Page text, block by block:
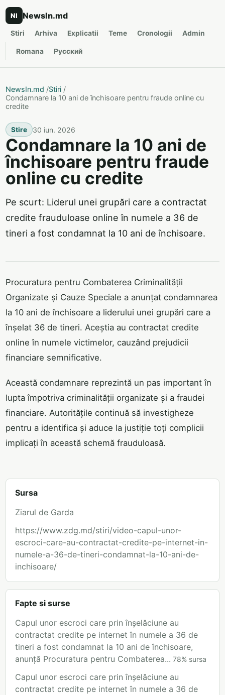
NI NewsIn.md
Stiri Arhiva Explicatii Teme Cronologii Admin
Romana Русский
NewsIn.md /Stiri /
Condamnare la 10 ani de închisoare pentru fraude online cu
credite
Stire 30 iun. 2026
Condamnare la 10 ani de
închisoare pentru fraude
online cu credite
Pe scurt: Liderul unei grupări care a contractat
credite frauduloase online în numele a 36 de
tineri a fost condamnat la 10 ani de închisoare.
Procuratura pentru Combaterea Criminalității
Organizate și Cauze Speciale a anunțat condamnarea
la 10 ani de închisoare a liderului unei grupări care a
înșelat 36 de tineri. Aceștia au contractat credite
online în numele victimelor, cauzând prejudicii
financiare semnificative.
Această condamnare reprezintă un pas important în
lupta împotriva criminalității organizate și a fraudei
financiare. Autoritățile continuă să investigheze
pentru a identifica și aduce la justiție toți complicii
implicați în această schemă frauduloasă.
Sursa
Ziarul de Garda
https://www.zdg.md/stiri/video-capul-unor-
escroci-care-au-contractat-credite-pe-internet-in-
numele-a-36-de-tineri-condamnat-la-10-ani-de-
inchisoare/
Fapte si surse
Capul unor escroci care prin înșelăciune au
contractat credite pe internet în numele a 36 de
tineri a fost condamnat la 10 ani de închisoare,
anunță Procuratura pentru Combaterea... 78% sursa
Capul unor escroci care prin înșelăciune au
contractat credite pe internet în numele a 36 de